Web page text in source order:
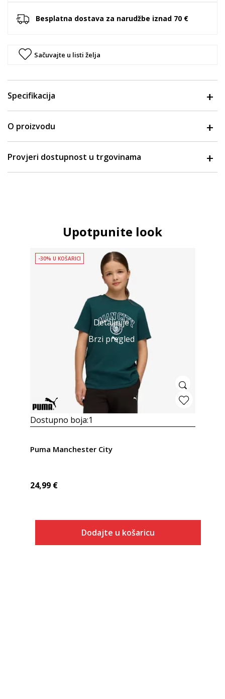
Besplatna dostava za narudžbe iznad 70 €
Sačuvajte u listi želja
Specifikacija
O proizvodu
Provjeri dostupnost u trgovinama
Upotpunite look
Detaljnije
Brzi pregled
-30% U KOŠARICI
Dostupno boja:1
Puma Manchester City
24,99 €
Dodajte u košaricu